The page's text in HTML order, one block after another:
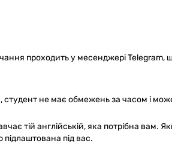
проходить у месенджері Telegram,
студент не має обмежень за часом і
тій англійській, яка потрібна вам.
під вас.